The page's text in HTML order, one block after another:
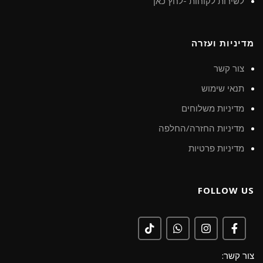
מדיניות ועזרה
צור קשר
תנאי שימוש
מדיניות משלוחים
מדיניות החזרה/החלפה
מדיניות פרטיות
FOLLOW US
צור קשר: